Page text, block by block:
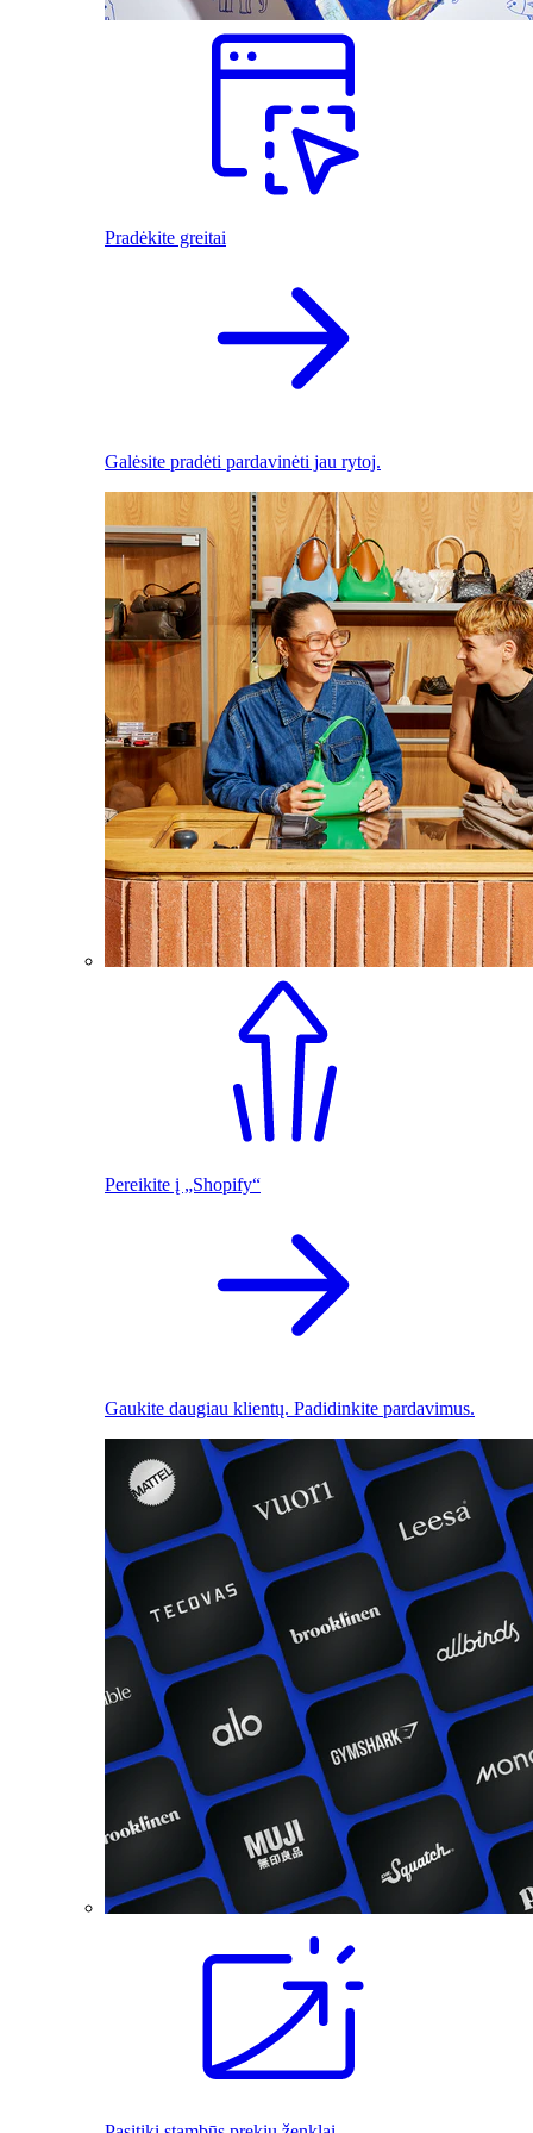
Pradėkite greitai
Galėsite pradėti pardavinėti jau rytoj.
Pereikite į „Shopify“
Gaukite daugiau klientų. Padidinkite pardavimus.